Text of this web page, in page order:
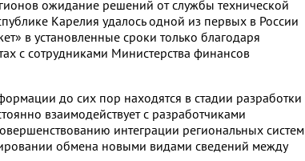
ожидание решений от службы технической
Карелия удалось одной из первых в России
в установленные сроки только благодаря
с сотрудниками Министерства финансов
до сих пор находятся в стадии разработки
взаимодействует с разработчиками
интеграции региональных систем
обмена новыми видами сведений между